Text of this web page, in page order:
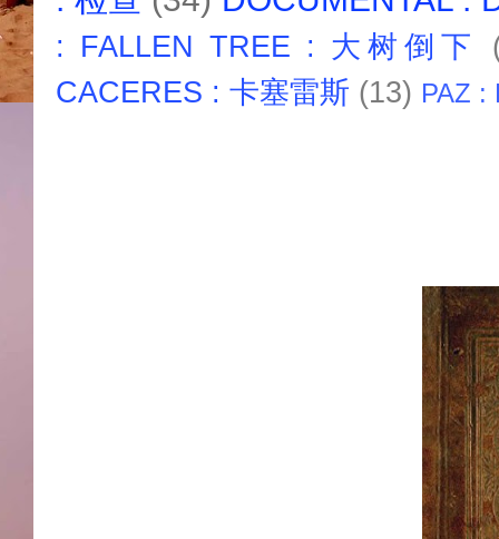
: FALLEN TREE : 大树倒下
CACERES : 卡塞雷斯 (13) PAZ :